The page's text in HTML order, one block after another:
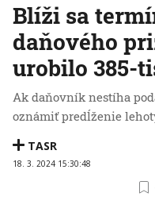
Blíži sa
daňového
urobilo 385-
Ak daňovník nestíha
oznámiť predĺženie
TASR
18. 3. 2024 15:30:48